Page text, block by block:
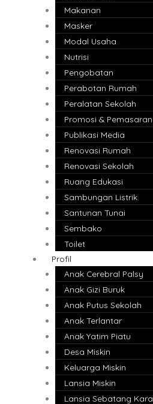
Makanan
Masker
Modal Usaha
Nutrisi
Pengobatan
Perabotan Rumah
Peralatan Sekolah
Promosi & Pemasaran
Publikasi Media
Renovasi Rumah
Renovasi Sekolah
Ruang Edukasi
Sambungan Listrik
Santunan Tunai
Sembako
Toilet
Profil
Anak Cerebral Palsy
Anak Gizi Buruk
Anak Putus Sekolah
Anak Terlantar
Anak Yatim Piatu
Desa Miskin
Keluarga Miskin
Lansia Miskin
Lansia Sebatang Kara